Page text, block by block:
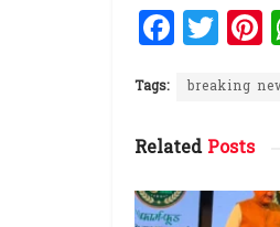
F
a
ce
b
o
o
T
w
it
te
r
Tags: breaking
RelatedPosts